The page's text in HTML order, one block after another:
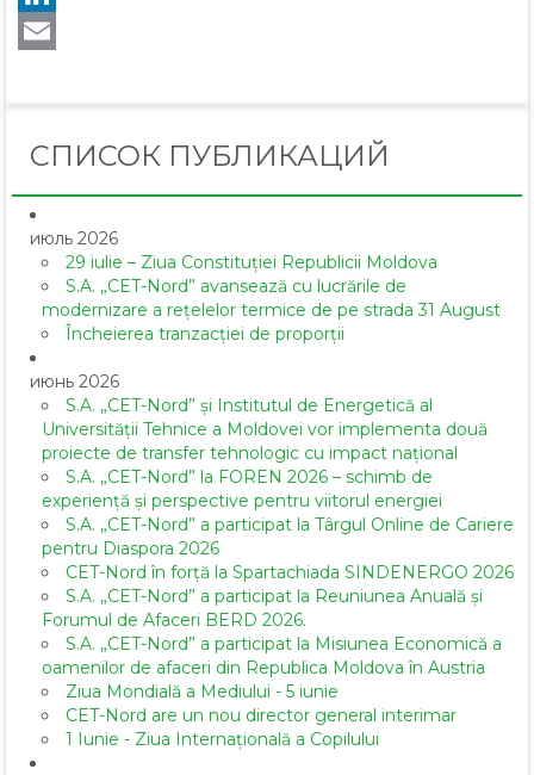
СПИСОК ПУБЛИКАЦИЙ
июль 2026
29 iulie – Ziua Constituției Republicii Moldova
S.A. „CET-Nord” avansează cu lucrările de
modernizare a rețelelor termice de pe strada 31 August
Încheierea tranzacției de proporții
июнь 2026
S.A. „CET-Nord” și Institutul de Energetică al
Universității Tehnice a Moldovei vor implementa două
proiecte de transfer tehnologic cu impact național
S.A. „CET-Nord” la FOREN 2026 – schimb de
experiență și perspective pentru viitorul energiei
S.A. „CET-Nord” a participat la Târgul Online de Cariere
pentru Diaspora 2026
CET-Nord în forță la Spartachiada SINDENERGO 2026
S.A. „CET-Nord” a participat la Reuniunea Anuală și
Forumul de Afaceri BERD 2026.
S.A. „CET-Nord” a participat la Misiunea Economică a
oamenilor de afaceri din Republica Moldova în Austria
Ziua Mondială a Mediului - 5 iunie
CET-Nord are un nou director general interimar
1 Iunie - Ziua Internațională a Copilului